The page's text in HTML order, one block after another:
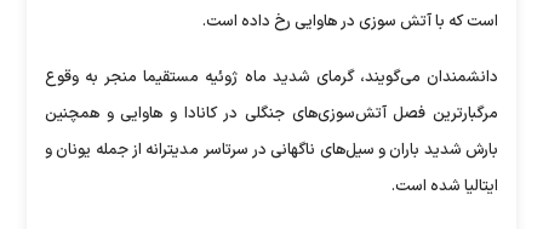
است که با آتش سوزی در هاوایی رخ داده است.
دانشمندان می‌گویند، گرمای شدید ماه ژوئیه مستقیما منجر به وقوع
مرگبارترین فصل آتش‌سوزی‌های جنگلی در کانادا و هاوایی و همچنین
بارش شدید باران و سیل‌های ناگهانی در سرتاسر مدیترانه از جمله یونان و
ایتالیا شده است.